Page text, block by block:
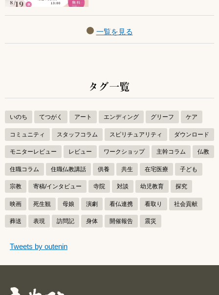
一覧を見る
タグ一覧
いのち てつがく アート エンディング グリーフ ケア
コミュニティ スタッフコラム スピリチュアリティ ダウンロード
モニターレビュー レビュー ワークショップ 主幹コラム 仏教
住職コラム 住職仏教講話 供養 共生 在宅医療 子ども
宗教 寄稿/インタビュー 寺院 対談 幼児教育 探究
映画 死生観 母娘 演劇 看仏連携 看取り 社会貢献
葬送 表現 訪問記 身体 開催報告 震災
つぶやき
つぶやきをスキップする
Tweets by outenin